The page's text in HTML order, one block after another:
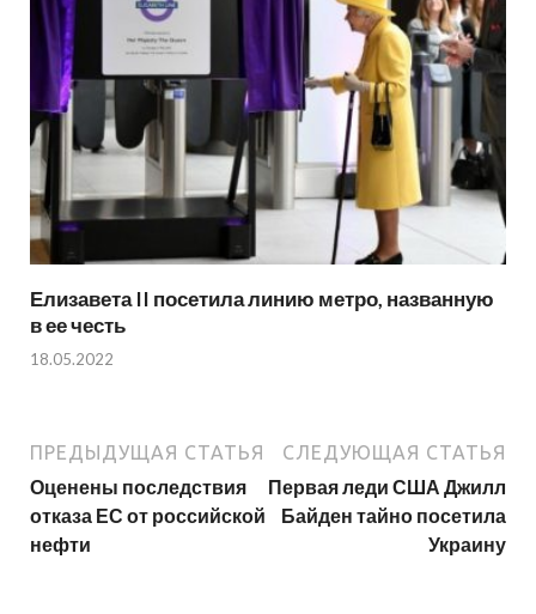
Елизавета II посетила линию метро, названную
в ее честь
18.05.2022
ПРЕДЫДУЩАЯ СТАТЬЯ
Оценены последствия
отказа ЕС от российской
нефти
СЛЕДУЮЩАЯ СТАТЬЯ
Первая леди США Джилл
Байден тайно посетила
Украину